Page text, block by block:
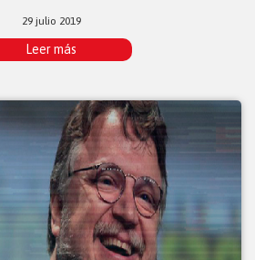
29 julio 2019
Leer más